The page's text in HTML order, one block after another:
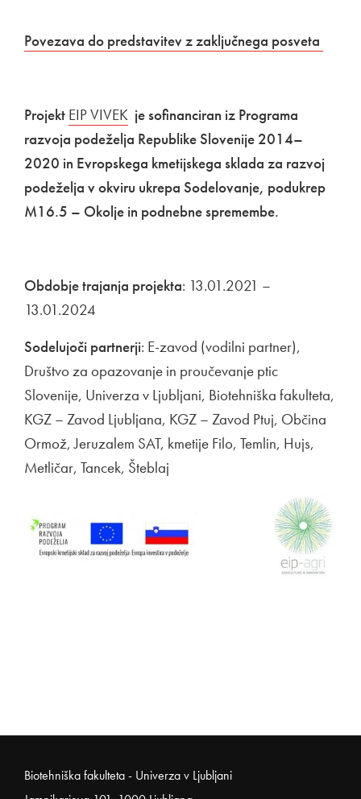
Zunanja povezava na
Povezava do predstavitev z zaključnega posveta
Projekt Zunanja povezava na
EIP VIVEK Odpira se v novem oknu
je sofinanciran iz Programa
razvoja podeželja Republike Slovenije 2014–
2020 in Evropskega kmetijskega sklada za razvoj
podeželja v okviru ukrepa Sodelovanje, podukrep
M16.5 – Okolje in podnebne spremembe.
Obdobje trajanja projekta: 13.01.2021 –
13.01.2024
Sodelujoči partnerji: E-zavod (vodilni partner),
Društvo za opazovanje in proučevanje ptic
Slovenije, Univerza v Ljubljani, Biotehniška fakulteta,
KGZ – Zavod Ljubljana, KGZ – Zavod Ptuj, Občina
Ormož, Jeruzalem SAT, kmetije Filo, Temlin, Hujs,
Metličar, Tancek, Šteblaj
Noga strani
Biotehniška fakulteta - Univerza v Ljubljani